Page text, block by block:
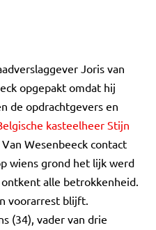
Joris van
opgepakt omdat hij
de opdrachtgevers en
kasteelheer Stijn
Wesenbeeck contact
wiens grond het lijk werd
alle betrokkenheid.
voorarrest blijft.
(34), vader van drie